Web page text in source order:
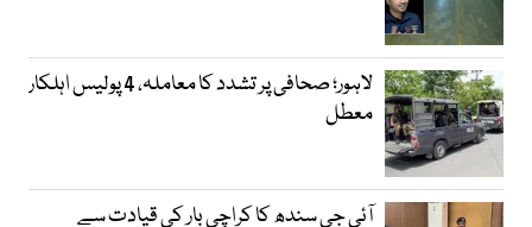
لاہور؛ صحافی پر تشدد کا معاملہ، 4 پولیس اہلکار
معطل
آئی جی سندھ کا کراچی بار کی قیادت سے